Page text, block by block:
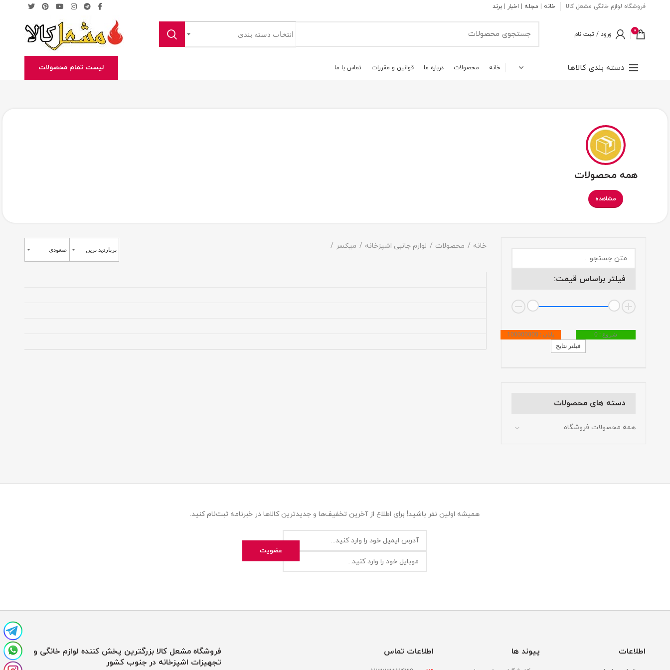
فروشگاه لوازم خانگی مشعل کالا خانه مجله اخبار برند
0 ورود / ثبت نام
دسته بندی کالاها خانه محصولات درباره ما قوانين و مقررات تماس با ما لیست تمام محصولات
همه محصولات
مشاهده
فیلتر براساس قیمت:
شروع : 0
پایان : 100000000
فیلتر نتایج
دسته های محصولات
همه محصولات فروشگاه
خانه محصولات لوازم جانبی اشپزخانه میکسر
همیشه اولین نفر باشید! برای اطلاع از آخرین تخفیف‌ها و جدیدترین کالاها در خبرنامه ثبت‌نام کنید.
اطلاعات پیوند ها اطلاعات تماس
فروشگاه مشعل کالا بزرگترین پخش کننده لوازم خانگی و
تجهیزات اشپزخانه در جنوب کشور